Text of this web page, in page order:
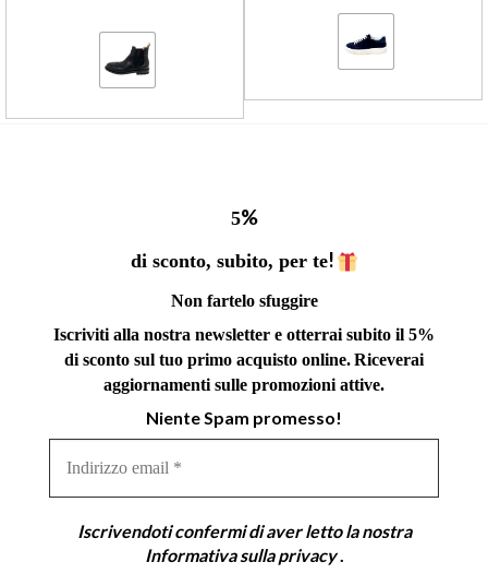
5%
di sconto, subito, per te!
Non fartelo sfuggire
Iscriviti alla nostra newsletter e otterrai subito il 5%
di sconto sul tuo primo acquisto online.Riceverai
aggiornamenti sulle promozioni attive.
Niente Spam promesso!
email
Iscrivendoti confermi di aver letto la nostra
Informativa sulla privacy.